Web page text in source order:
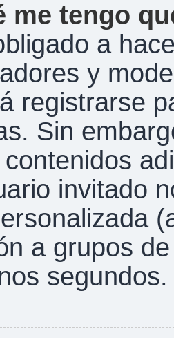
me tengo
a
y
registrarse
Sin
invitado
a grupos